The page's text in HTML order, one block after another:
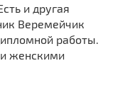
и другая
Веремейчик
работы.
женскими